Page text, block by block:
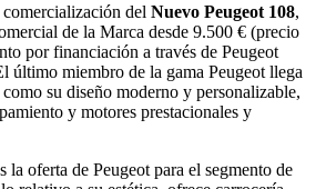
del Nuevo Peugeot 108,
de la Marca desde 9.500 € (precio
por financiación a través de Peugeot
último miembro de la gama Peugeot llega
su diseño moderno y personalizable,
y motores prestacionales y
la oferta de Peugeot para el segmento de